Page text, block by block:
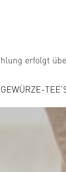
erfolgt